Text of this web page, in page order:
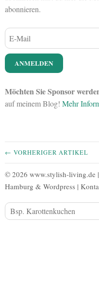
abonnieren.
Möchten Sie Sponsor
auf meinem Blog! Mehr
← VORHERIGER ARTIKEL
© 2026 www.stylish-living.de |
Hamburg & Wordpress |